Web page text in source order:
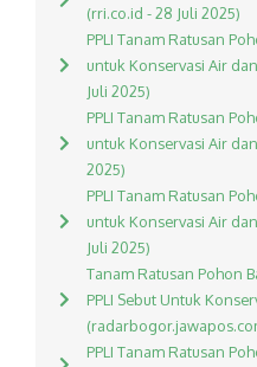
(rri.co.id - 28 Juli 2025)
PPLI Tanam Ratusan
untuk Konservasi Air
Juli 2025)
PPLI Tanam Ratusan
untuk Konservasi Air
2025)
PPLI Tanam Ratusan
untuk Konservasi Air
Juli 2025)
Tanam Ratusan Pohon
PPLI Sebut Untuk
PPLI Tanam Ratusan